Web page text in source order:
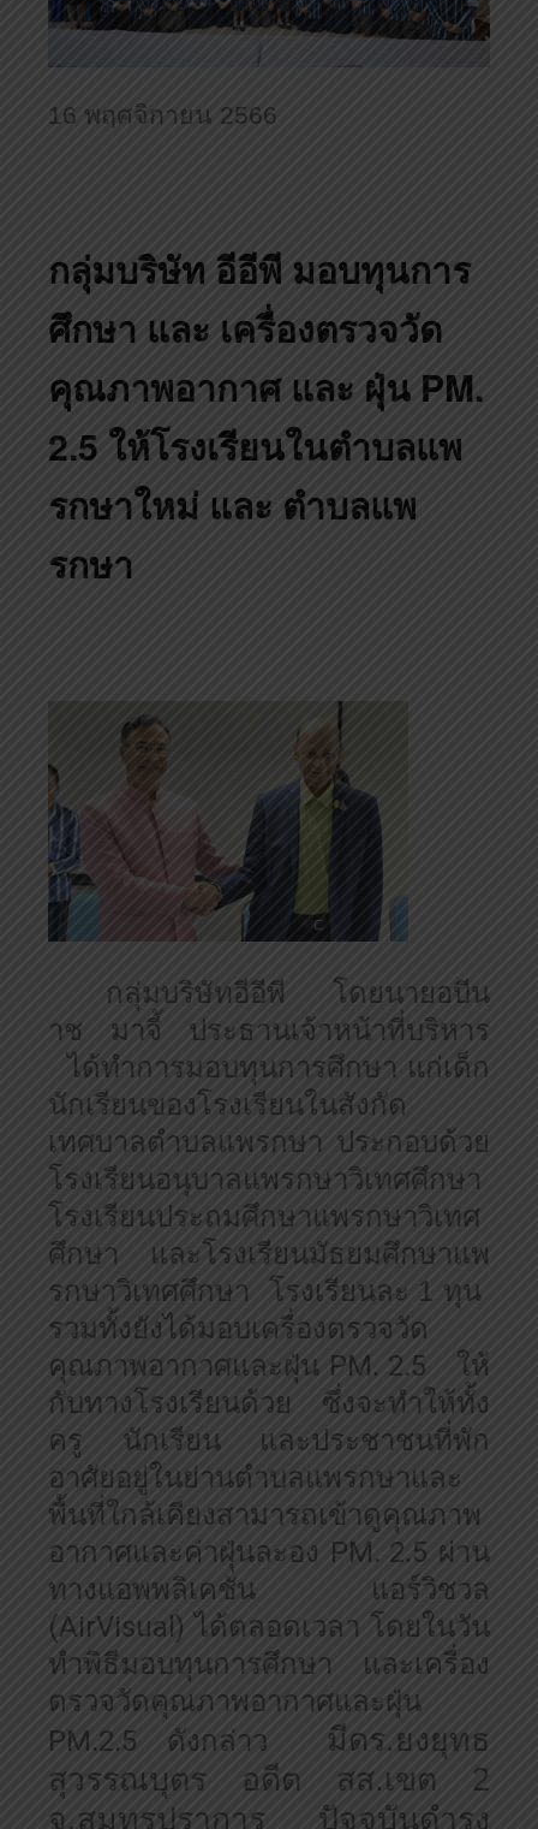
16 พฤศจิกายน 2566
กลุ่มบริษัท อีอีพี มอบทุนการ
ศึกษา และ เครื่องตรวจวัด
คุณภาพอากาศ และ ฝุ่น PM.
2.5 ให้โรงเรียนในตำบลแพ
รกษาใหม่ และ ตำบลแพ
รกษา
กลุ่มบริษัทอีอีพี โดยนายอบีน
าช มาจี้ ประธานเจ้าหน้าที่บริหาร
ได้ทำการมอบทุนการศึกษา แก่เด็ก
นักเรียนของโรงเรียนในสังกัด
เทศบาลตำบลแพรกษา ประกอบด้วย
โรงเรียนอนุบาลแพรกษาวิเทศศึกษา
โรงเรียนประถมศึกษาแพรกษาวิเทศ
ศึกษา และโรงเรียนมัธยมศึกษาแพ
รกษาวิเทศศึกษา โรงเรียนละ 1 ทุน
รวมทั้งยังได้มอบเครื่องตรวจวัด
คุณภาพอากาศและฝุ่น PM. 2.5 ให้
กับทางโรงเรียนด้วย ซึ่งจะทำให้ทั้ง
ครู นักเรียน และประชาชนที่พัก
อาศัยอยู่ในย่านตำบลแพรกษาและ
พื้นที่ใกล้เคียงสามารถเข้าดูคุณภาพ
อากาศและค่าฝุ่นละอง PM. 2.5 ผ่าน
ทางแอพพลิเคชั่น แอร์วิชวล
(AirVisual) ได้ตลอดเวลา โดยในวัน
ทำพิธีมอบทุนการศึกษา และเครื่อง
ตรวจวัดคุณภาพอากาศและฝุ่น
PM.2.5 ดังกล่าว มีดร.ยงยุทธ
สุวรรณบุตร อดีต สส.เขต 2
จ.สมุทรปราการ ปัจจุบันดำรง